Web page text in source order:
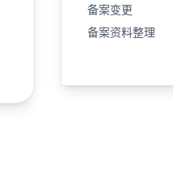
备案变更
备案资料整理